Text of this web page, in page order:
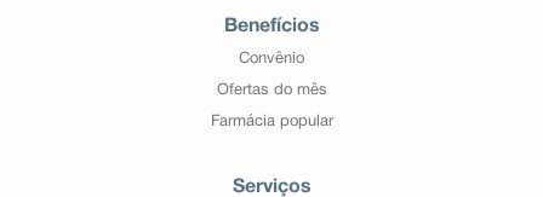
Benefícios
Convênio
Ofertas do mês
Farmácia popular
Serviços